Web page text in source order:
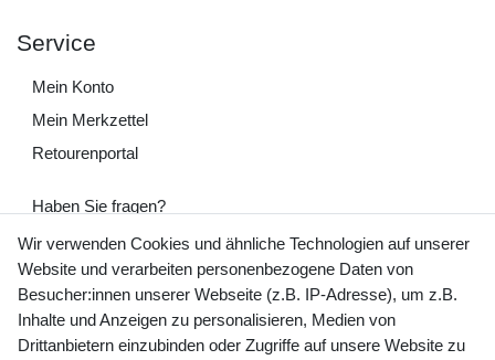
Service
Mein Konto
Mein Merkzettel
Retourenportal
Haben Sie fragen?
+49 (0) 35243 460 400
Mo-Fr 9-15 Uhr
shop@banjado.com
Wir verwenden Cookies und ähnliche Technologien auf unserer
Website und verarbeiten personenbezogene Daten von
Besucher:innen unserer Webseite (z.B. IP-Adresse), um z.B.
Inhalte und Anzeigen zu personalisieren, Medien von
Drittanbietern einzubinden oder Zugriffe auf unsere Website zu